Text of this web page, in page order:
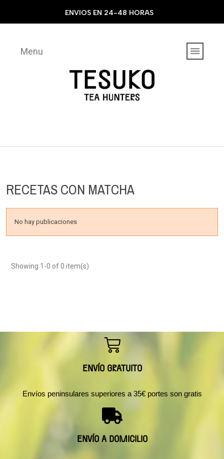
ENVIOS EN 24-48 HORAS
Menu
RECETAS CON MATCHA
No hay publicaciones
Showing 1-0 of 0 item(s)
ENVÍO GRATUITO
Envíos peninsulares superiores a 35€ portes son gratis
ENVÍO A DOMICILIO